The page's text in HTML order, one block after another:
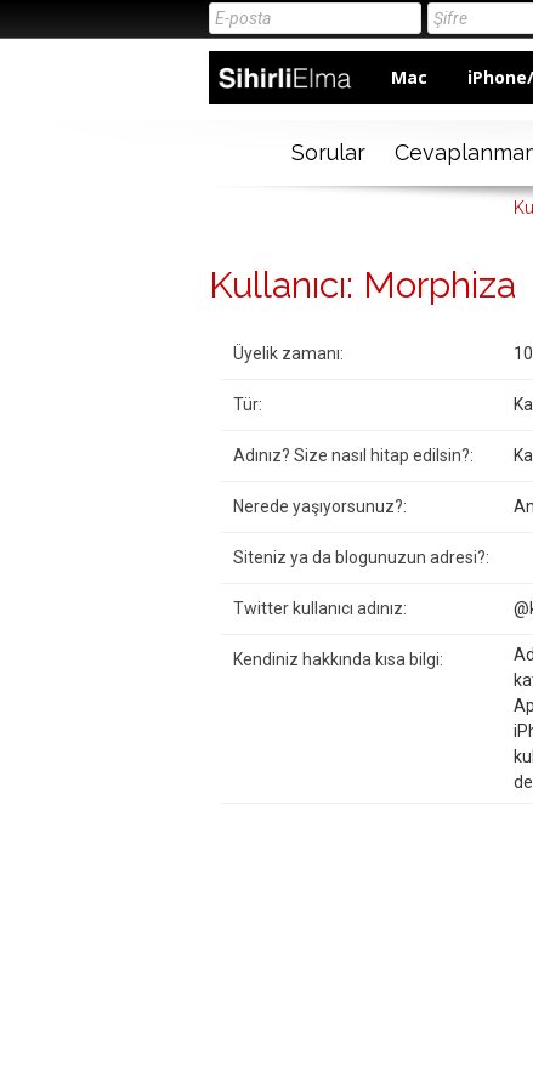
Mac
Sorular
Kullanıcı: Morphiza
Üyelik zamanı:
Tür:
Adınız? Size nasıl hitap edilsin?:
Nerede yaşıyorsunuz?:
Siteniz ya da blogunuzun adresi?:
Twitter kullanıcı adınız:
Kendiniz hakkında kısa bilgi: